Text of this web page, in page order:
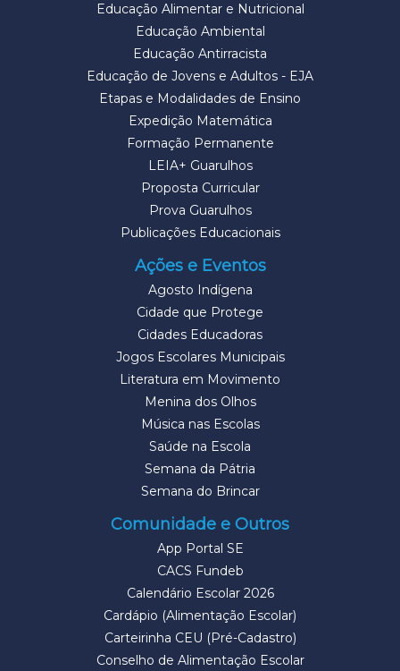
Educação Alimentar e Nutricional
Educação Ambiental
Educação Antirracista
Educação de Jovens e Adultos - EJA
Etapas e Modalidades de Ensino
Expedição Matemática
Formação Permanente
LEIA+ Guarulhos
Proposta Curricular
Prova Guarulhos
Publicações Educacionais
Ações e Eventos
Agosto Indígena
Cidade que Protege
Cidades Educadoras
Jogos Escolares Municipais
Literatura em Movimento
Menina dos Olhos
Música nas Escolas
Saúde na Escola
Semana da Pátria
Semana do Brincar
Comunidade e Outros
App Portal SE
CACS Fundeb
Calendário Escolar 2026
Cardápio (Alimentação Escolar)
Carteirinha CEU (Pré-Cadastro)
Conselho de Alimentação Escolar